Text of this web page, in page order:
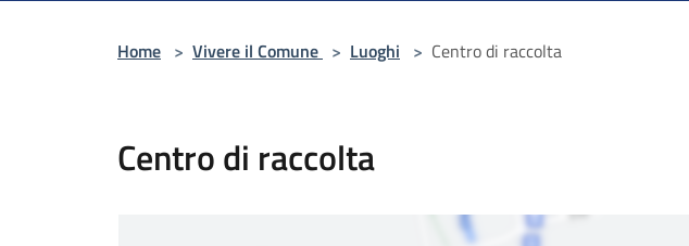
Home > Vivere il Comune > Luoghi > Centro di raccolta
Centro di raccolta